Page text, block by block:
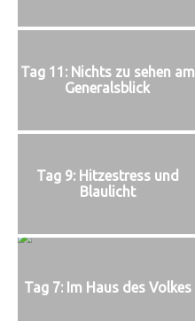
Tag 11: Nichts zu sehen am
Generalsblick
Tag 9: Hitzestress und
Blaulicht
Tag 7: Im Haus des Volkes